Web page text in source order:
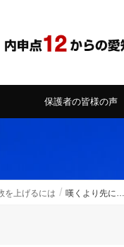
保護者の皆様の声
を上げるには 嘆くより先に…